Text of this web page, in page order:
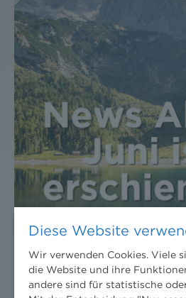
Diese Website
Wir verwenden Cookies. Viele
die Website und ihre
andere sind für statistische